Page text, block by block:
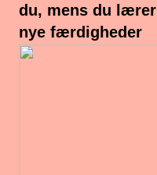
du, mens du lærer
nye færdigheder